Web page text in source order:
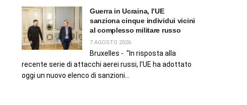
Guerra in Ucraina, l’UE
sanziona cinque individui vicini
al complesso militare russo
7 AGOSTO 2026
Bruxelles - "In risposta alla
recente serie di attacchi aerei russi, l’UE ha adottato
oggi un nuovo elenco di sanzioni...